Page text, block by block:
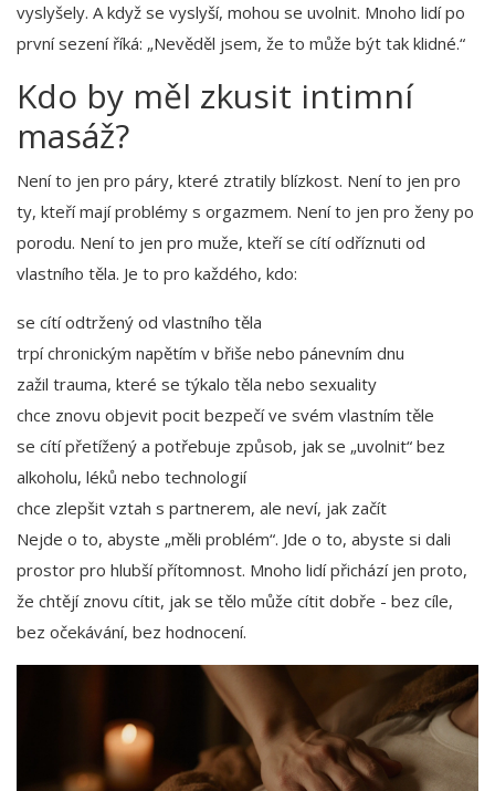
vyslyšely. A když se vyslyší, mohou se uvolnit. Mnoho lidí po
první sezení říká: „Nevěděl jsem, že to může být tak klidné.“
Kdo by měl zkusit intimní
masáž?
Není to jen pro páry, které ztratily blízkost. Není to jen pro
ty, kteří mají problémy s orgazmem. Není to jen pro ženy po
porodu. Není to jen pro muže, kteří se cítí odříznuti od
vlastního těla. Je to pro každého, kdo:
se cítí odtržený od vlastního těla
trpí chronickým napětím v břiše nebo pánevním dnu
zažil trauma, které se týkalo těla nebo sexuality
chce znovu objevit pocit bezpečí ve svém vlastním těle
se cítí přetížený a potřebuje způsob, jak se „uvolnit“ bez
alkoholu, léků nebo technologií
chce zlepšit vztah s partnerem, ale neví, jak začít
Nejde o to, abyste „měli problém“. Jde o to, abyste si dali
prostor pro hlubší přítomnost. Mnoho lidí přichází jen proto,
že chtějí znovu cítit, jak se tělo může cítit dobře - bez cíle,
bez očekávání, bez hodnocení.